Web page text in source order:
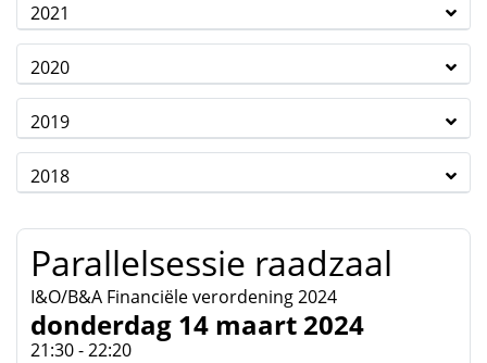
2021
2020
2019
2018
Parallelsessie raadzaal
I&O/B&A Financiële verordening 2024
donderdag 14 maart 2024
21:30 - 22:20